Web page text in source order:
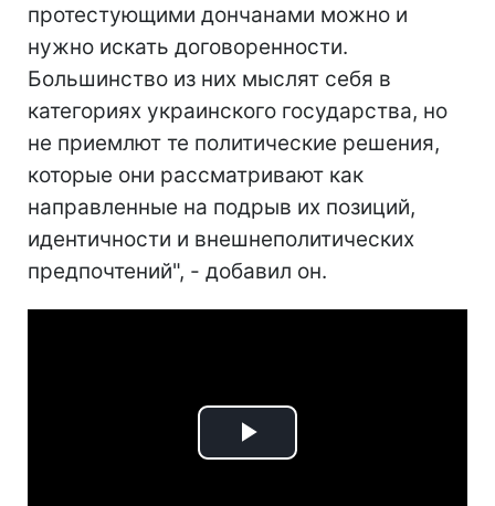
протестующими дончанами можно и
нужно искать договоренности.
Большинство из них мыслят себя в
категориях украинского государства, но
не приемлют те политические решения,
которые они рассматривают как
направленные на подрыв их позиций,
идентичности и внешнеполитических
предпочтений", - добавил он.
Play